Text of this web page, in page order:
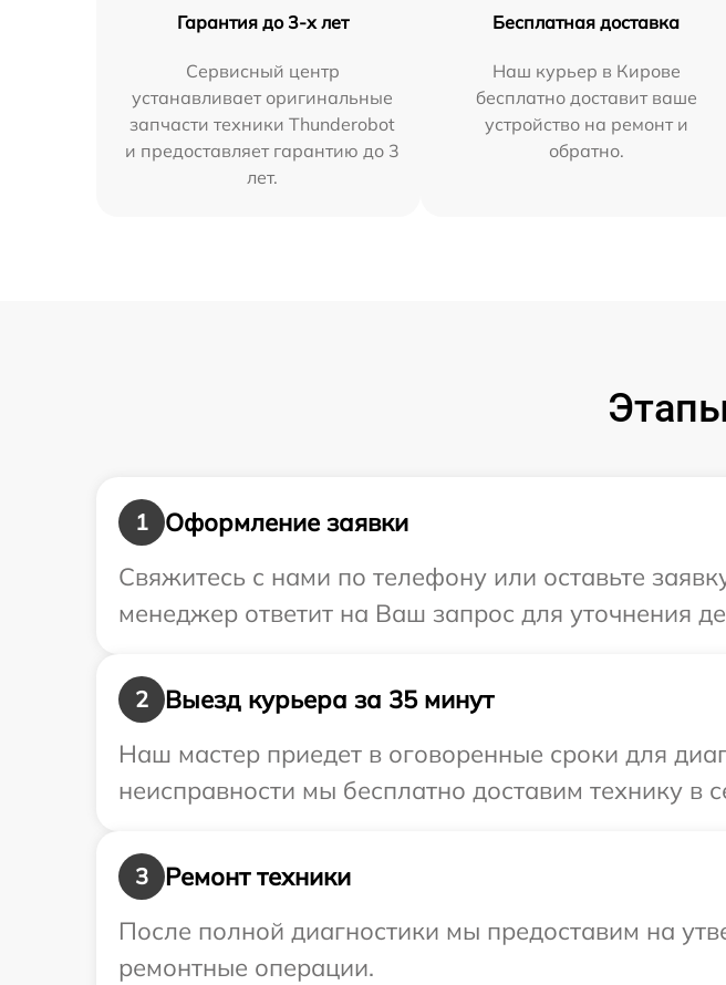
Гарантия до 3-х лет
Сервисный центр
устанавливает оригинальные
запчасти техники Thunderobot
и предоставляет гарантию до 3
лет.
Бесплатная доставка
Наш курьер в Кирове
бесплатно доставит ваше
устройство на ремонт и
обратно.
1
Оформление заявки
Свяжитесь с нами по телефону или оставьте
менеджер ответит на Ваш запрос для уточнения
2
Выезд курьера за 35 минут
Наш мастер приедет в оговоренные сроки для
неисправности мы бесплатно доставим технику в
3
Ремонт техники
После полной диагностики мы предоставим на
ремонтные операции.